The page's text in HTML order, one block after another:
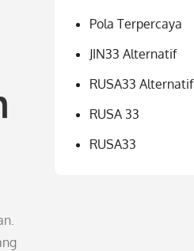
Pola Terpercaya
JIN33 Alternatif
RUSA33 Alternatif
RUSA 33
RUSA33